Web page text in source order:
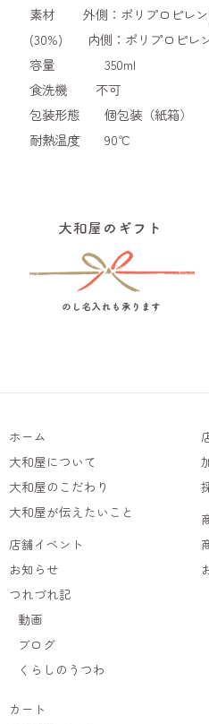
素材 外側：ポリプロピレン
(30%) 内側：ポリプロピレ
容量 350ml
食洗機 不可
包装形態 個包装（紙箱）
耐熱温度 90℃
ホーム
大和屋について
大和屋のこだわり
大和屋が伝えたいこと
店舗イベント
お知らせ
つれづれ記
動画
ブログ
くらしのうつわ
カート